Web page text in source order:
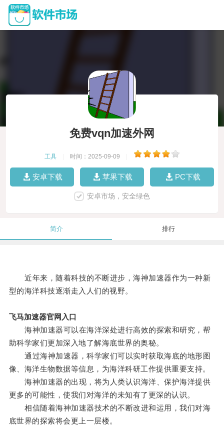
免费vqn加速外网
工具 时间：2025-09-09
安卓下载 苹果下载 PC下载
安卓市场，安全绿色
简介 排行
近年来，随着科技的不断进步，海神加速器作为一种新
型的海洋科技逐渐走入人们的视野。
飞马加速器官网入口
海神加速器可以在海洋深处进行高效的探索和研究，帮
助科学家们更加深入地了解海底世界的奥秘。
通过海神加速器，科学家们可以实时获取海底的地形图
像、海洋生物数据等信息，为海洋科研工作提供重要支持。
海神加速器的出现，将为人类认识海洋、保护海洋提供
更多的可能性，使我们对海洋的未知有了更深的认识。
相信随着海神加速器技术的不断改进和运用，我们对海
底世界的探索将会更上一层楼。